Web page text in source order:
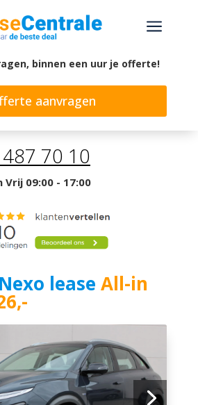
a
binnen een uur je offerte!
aanvragen
70 10
Vrij 09:00 - 17:00
lease All-in